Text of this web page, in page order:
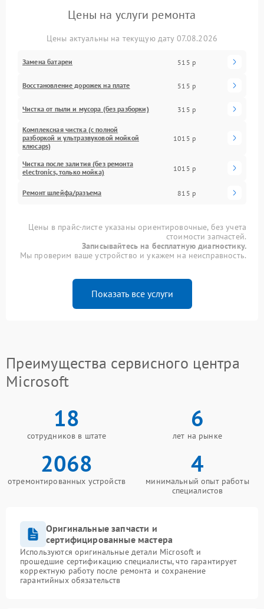
Цены на услуги ремонта
Цены актуальны на текущую дату 07.08.2026
Замена батареи 515 р
Восстановление дорожек на плате 515 р
Чистка от пыли и мусора (без разборки) 315 р
Комплексная чистка (с полной
разборкой и ультразвуковой мойкой
клюcaps)
1015 р
Чистка после залития (без ремонта
electronics, только мойка)
1015 р
Ремонт шлейфа/разъема 815 р
Цены в прайс-листе указаны ориентировочные, без учета
стоимости запчастей.
Записывайтесь на бесплатную диагностику.
Мы проверим ваше устройство и укажем на неисправность.
Показать все услуги
Преимущества сервисного центра
Microsoft
18
сотрудников в штате
6
лет на рынке
2068
отремонтированных устройств
4
минимальный опыт работы
специалистов
Оригинальные запчасти и
сертифицированные мастера
Используются оригинальные детали Microsoft и
прошедшие сертификацию специалисты, что гарантирует
корректную работу после ремонта и сохранение
гарантийных обязательств